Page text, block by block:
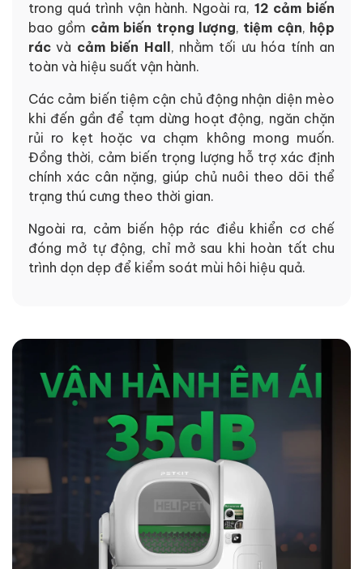
trong quá trình vận hành. Ngoài ra, 12 cảm biến
bao gồm cảm biến trọng lượng tiệm cận hộp
rác và cảm biến Hall , nhằm tối ưu hóa tính an
toàn và hiệu suất vận hành.
Các cảm biến tiệm cận chủ động nhận diện mèo
khi đến gần để tạm dừng hoạt động, ngăn chặn
rủi ro kẹt hoặc va chạm không mong muốn.
Đồng thời, cảm biến trọng lượng hỗ trợ xác định
chính xác cân nặng, giúp chủ nuôi theo dõi thể
trạng thú cưng theo thời gian.
Ngoài ra, cảm biến hộp rác điều khiển cơ chế
đóng mở tự động, chỉ mở sau khi hoàn tất chu
trình dọn dẹp để kiểm soát mùi hôi hiệu quả.